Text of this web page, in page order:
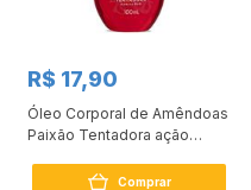
R$ 17,90
Óleo Corporal de Amêndoas
Paixão Tentadora ação
Comprar